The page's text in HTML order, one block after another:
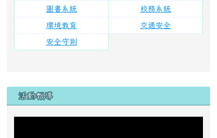
右邊區域內容
活動報導